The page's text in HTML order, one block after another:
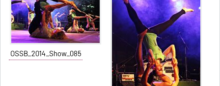
OSSB_2014_Show_085